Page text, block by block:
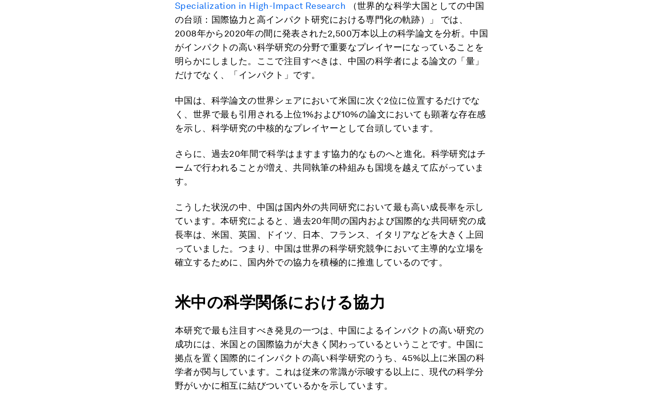
Specialization in High-Impact Research
（世界的な科学大国としての中国
の台頭：国際協力と高インパクト研究における専門化の軌跡）」 では、
2008年から2020年の間に発表された2,500万本以上の科学論文を分析。中国
がインパクトの高い科学研究の分野で重要なプレイヤーになっていることを
明らかにしました。ここで注目すべきは、中国の科学者による論文の「量」
だけでなく、「インパクト」です。
中国は、科学論文の世界シェアにおいて米国に次ぐ2位に位置するだけでな
く、世界で最も引用される上位1%および10%の論文においても顕著な存在感
を示し、科学研究の中核的なプレイヤーとして台頭しています。
さらに、過去20年間で科学はますます協力的なものへと進化。科学研究はチ
ームで行われることが増え、共同執筆の枠組みも国境を越えて広がっていま
す。
こうした状況の中、中国は国内外の共同研究において最も高い成長率を示し
ています。本研究によると、過去20年間の国内および国際的な共同研究の成
長率は、米国、英国、ドイツ、日本、フランス、イタリアなどを大きく上回
っていました。つまり、中国は世界の科学研究競争において主導的な立場を
確立するために、国内外での協力を積極的に推進しているのです。
米中の科学関係における協力
本研究で最も注目すべき発見の一つは、中国によるインパクトの高い研究の
成功には、米国との国際協力が大きく関わっているということです。中国に
拠点を置く国際的にインパクトの高い科学研究のうち、45%以上に米国の科
学者が関与しています。これは従来の常識が示唆する以上に、現代の科学分
野がいかに相互に結びついているかを示しています。